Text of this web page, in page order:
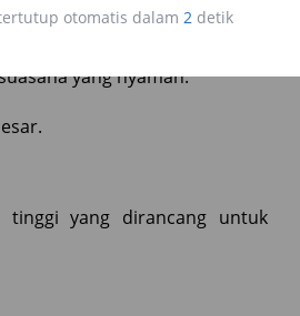
otomatis dalam 1 detik
yang nyaman.
tinggi yang dirancang untuk